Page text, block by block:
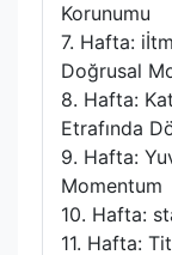
Korunumu
7. Hafta:
Doğrusal
8. Hafta:
Etrafında
9. Hafta:
Momentum
10. Hafta:
11. Hafta: